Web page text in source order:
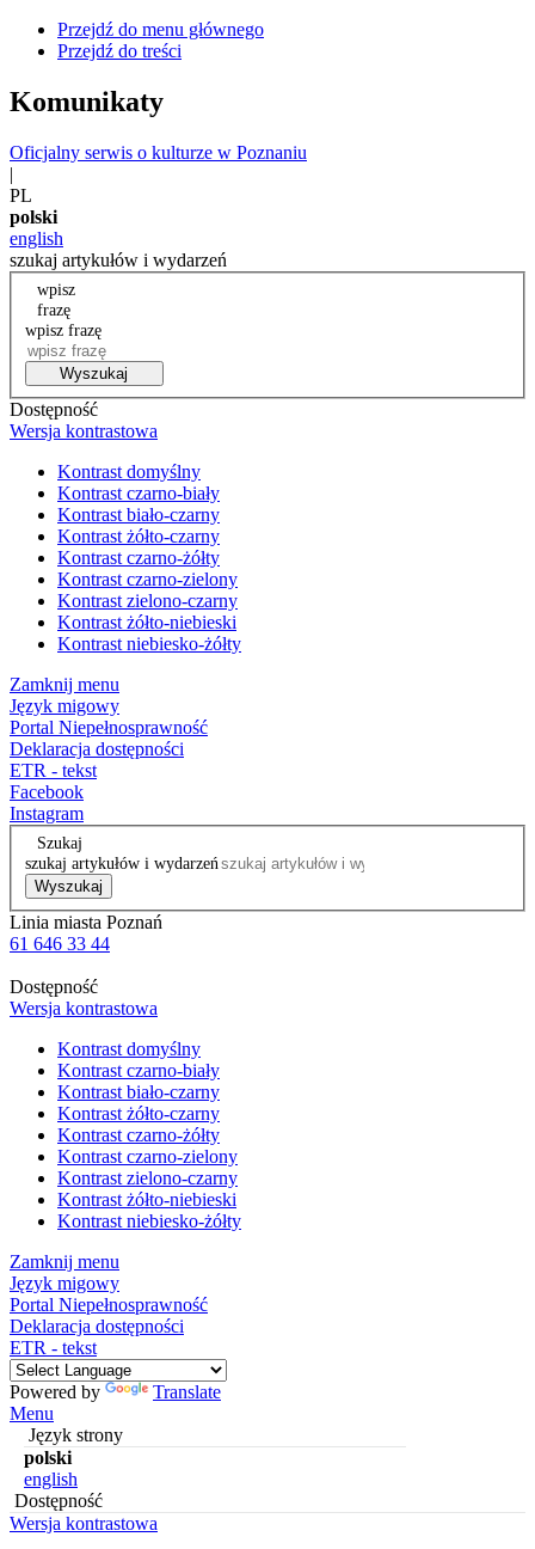
Przejdź do menu głównego
Przejdź do treści
Komunikaty
Oficjalny serwis o kulturze w Poznaniu
|
PL
polski
english
szukaj artykułów i wydarzeń
wpisz
frazę
wpisz frazę
Wyszukaj
Dostępność
Wersja kontrastowa
Kontrast domyślny
Kontrast czarno-biały
Kontrast biało-czarny
Kontrast żółto-czarny
Kontrast czarno-żółty
Kontrast czarno-zielony
Kontrast zielono-czarny
Kontrast żółto-niebieski
Kontrast niebiesko-żółty
Zamknij menu
Język migowy
Portal Niepełnosprawność
Deklaracja dostępności
ETR - tekst
Facebook
Instagram
Szukaj
szukaj artykułów i wydarzeń
Wyszukaj
Linia miasta Poznań
61 646 33 44
Dostępność
Wersja kontrastowa
Kontrast domyślny
Kontrast czarno-biały
Kontrast biało-czarny
Kontrast żółto-czarny
Kontrast czarno-żółty
Kontrast czarno-zielony
Kontrast zielono-czarny
Kontrast żółto-niebieski
Kontrast niebiesko-żółty
Zamknij menu
Język migowy
Portal Niepełnosprawność
Deklaracja dostępności
ETR - tekst
Powered by
Translate
Menu
Język strony
polski
english
Dostępność
Wersja kontrastowa